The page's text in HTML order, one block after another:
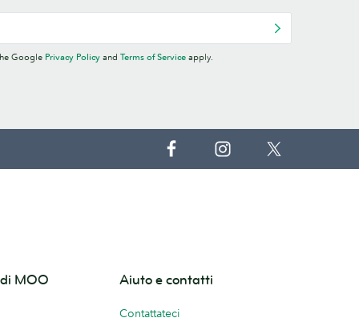
Google Privacy Policy and Terms of Service apply.
MOO Aiuto e contatti
Contattateci